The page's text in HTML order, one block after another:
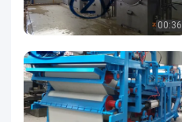
00:36